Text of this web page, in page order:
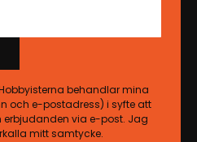
behandlar mina
och e-postadress) i syfte att
erbjudanden via e-post. Jag
mitt samtycke.